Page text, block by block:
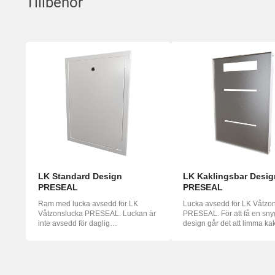
LK Standard Design
PRESEAL
Ram med lucka avsedd för LK
Våtzonslucka PRESEAL. Luckan är
inte avsedd för daglig
LK Kaklingsbar
PRESEAL
Lucka avsedd för LK
PRESEAL. För att få en
design går det att limma